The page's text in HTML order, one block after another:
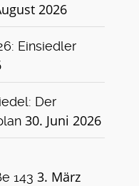
2026
Einsiedler
Der
30. Juni 2026
143 3. März